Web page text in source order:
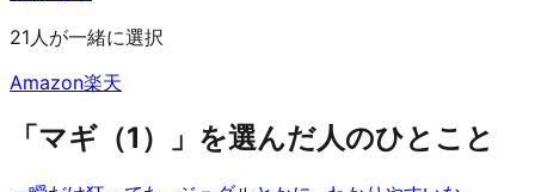
21人が一緒に選択
Amazon楽天
「マギ（1）」を選んだ人のひとこと